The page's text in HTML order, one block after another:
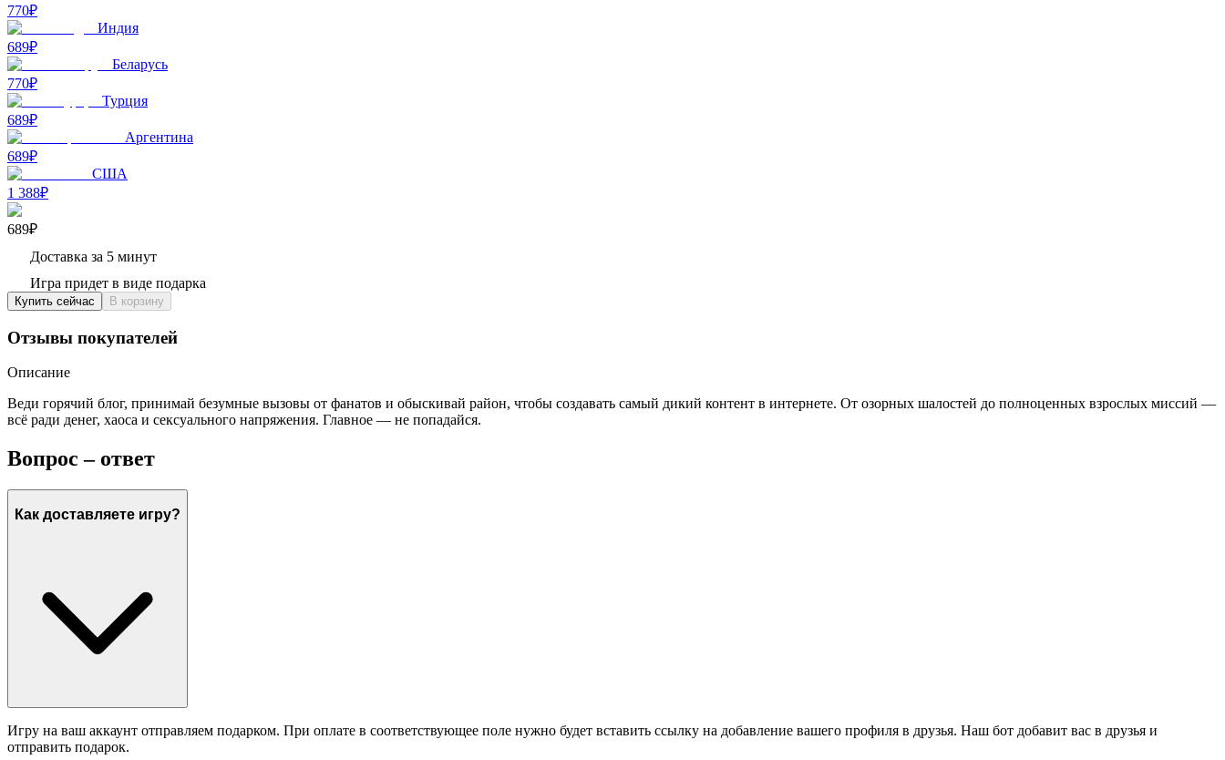
770₽
Индия
689₽
Беларусь
770₽
Турция
689₽
Аргентина
689₽
США
1 388₽
689₽
Доставка за 5 минут
Игра придет в виде подарка
Купить сейчас В корзину
Отзывы покупателей
Описание
Веди горячий блог, принимай безумные вызовы от фанатов и обыскивай район, чтобы создавать самый дикий контент в интернете. От озорных шалостей до полноценных взрослых миссий —
всё ради денег, хаоса и сексуального напряжения. Главное — не попадайся.
Вопрос – ответ
Как доставляете игру?
Игру на ваш аккаунт отправляем подарком. При оплате в соответствующее поле нужно будет вставить ссылку на добавление вашего профиля в друзья. Наш бот добавит вас в друзья и
отправить подарок.